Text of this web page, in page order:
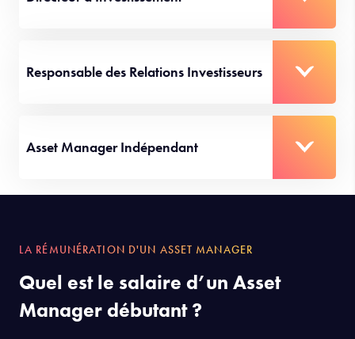
Responsable des Relations Investisseurs
Asset Manager Indépendant
LA RÉMUNÉRATION D'UN ASSET MANAGER
Quel est le salaire d’un Asset
Manager débutant ?